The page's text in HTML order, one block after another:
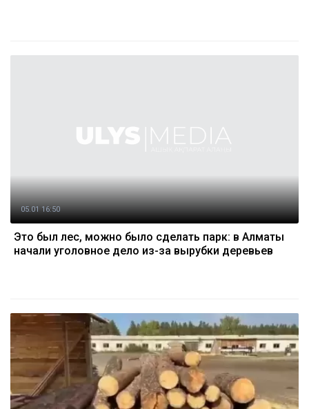
05.01 16:50
Это был лес, можно было сделать парк: в Алматы
начали уголовное дело из-за вырубки деревьев